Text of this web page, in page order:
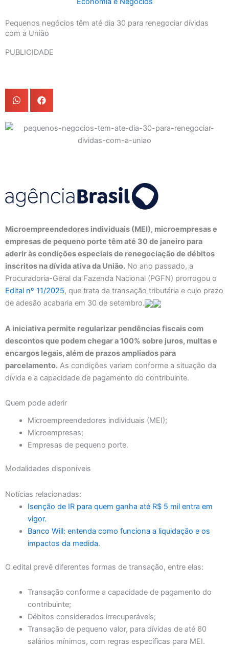
Pequenos negócios têm até dia 30 para renegociar dívidas
com a União
PUBLICIDADE
Microempreendedores individuais (MEI), microempresas e
empresas de pequeno porte têm até 30 de janeiro para
aderir às condições especiais de renegociação de débitos
inscritos na dívida ativa da União. No ano passado, a
Procuradoria-Geral da Fazenda Nacional (PGFN) prorrogou o
Edital nº 11/2025, que trata da transação tributária e cujo prazo
de adesão acabaria em 30 de setembro.
A iniciativa permite regularizar pendências fiscais com
descontos que podem chegar a 100% sobre juros, multas e
encargos legais, além de prazos ampliados para
parcelamento. As condições variam conforme a situação da
dívida e a capacidade de pagamento do contribuinte.
Quem pode aderir
Microempreendedores individuais (MEI);
Microempresas;
Empresas de pequeno porte.
Modalidades disponíveis
Notícias relacionadas:
Isenção de IR para quem ganha até R$ 5 mil entra em
vigor.
Banco Will: entenda como funciona a liquidação e os
impactos da medida.
O edital prevê diferentes formas de transação, entre elas:
Transação conforme a capacidade de pagamento do
contribuinte;
Débitos considerados irrecuperáveis;
Transação de pequeno valor, para dívidas de até 60
salários mínimos, com regras específicas para MEI.